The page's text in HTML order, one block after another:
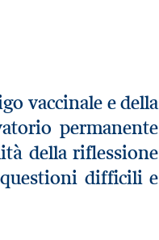
vaccinale e della
permanente
della riflessione
difficili e